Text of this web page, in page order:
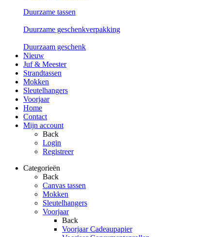
Duurzame tassen
Duurzame geschenkverpakking
Duurzaam geschenk
Nieuw
Juf & Meester
Strandtassen
Mokken
Sleutelhangers
Voorjaar
Home
Contact
Mijn account
Back
Login
Registreer
Categorieën
Back
Canvas tassen
Mokken
Sleutelhangers
Voorjaar
Back
Voorjaar Cadeaupapier